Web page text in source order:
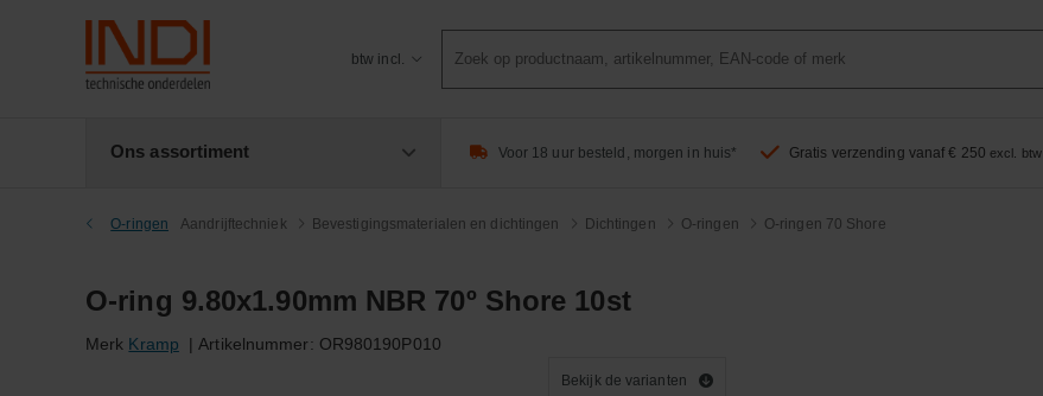
btw incl.
zoeken
Ons assortiment Voor 18 uur besteld, morgen in huis* Gratis verzending vanaf € 250 excl. btw
O-ringen Aandrijftechniek Bevestigingsmaterialen en dichtingen Dichtingen O-ringen O-ringen 70 Shore
O-ring 9.80x1.90mm NBR 70º Shore 10st
Merk Kramp | Artikelnummer: OR980190P010
Bekijk de varianten